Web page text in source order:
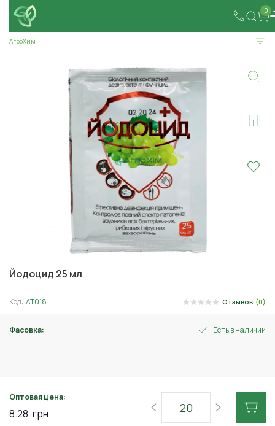
0
АгроХим
Йодоцид 25 мл
Код: АТ018 Отзывов (0)
Фасовка: Есть в наличии
Оптовая цена:
8.28 грн